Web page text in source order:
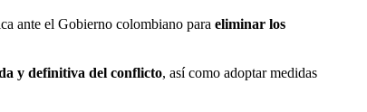
ante el Gobierno colombiano para eliminar los
y definitiva del conflicto, así como adoptar medidas